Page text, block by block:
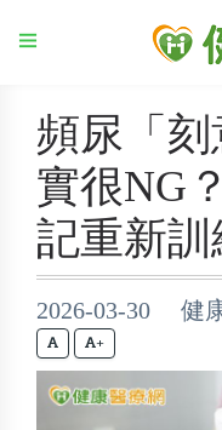
頻尿「
實很NG
記重新訓
2026-03-30 健
+